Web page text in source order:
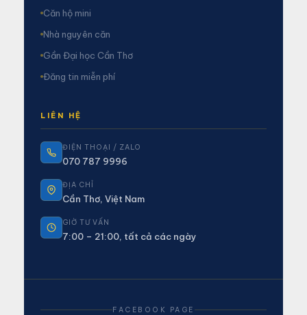
Căn hộ mini
Nhà nguyên căn
Gần Đại học Cần Thơ
Đăng tin miễn phí
LIÊN HỆ
ĐIỆN THOẠI / ZALO
070 787 9996
ĐỊA CHỈ
Cần Thơ, Việt Nam
GIỜ TƯ VẤN
7:00 – 21:00, tất cả các ngày
FACEBOOK PAGE